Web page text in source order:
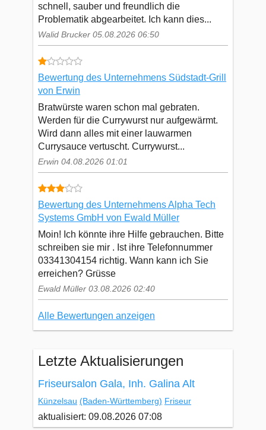
schnell, sauber und freundlich die
Problematik abgearbeitet. Ich kann dies...
Walid Brucker 05.08.2026 06:50
Bewertung des Unternehmens Südstadt-Grill
von Erwin
Bratwürste waren schon mal gebraten.
Werden für die Currywurst nur aufgewärmt.
Wird dann alles mit einer lauwarmen
Currysauce vertuscht. Currywurst...
Erwin 04.08.2026 01:01
Bewertung des Unternehmens Alpha Tech
Systems GmbH von Ewald Müller
Moin! Ich könnte ihre Hilfe gebrauchen. Bitte
schreiben sie mir . Ist ihre Telefonnummer
03341304154 richtig. Wann kann ich Sie
erreichen? Grüsse
Ewald Müller 03.08.2026 02:40
Alle Bewertungen anzeigen
Letzte Aktualisierungen
Friseursalon Gala, Inh. Galina Alt
Künzelsau (Baden-Württemberg) Friseur
aktualisiert: 09.08.2026 07:08